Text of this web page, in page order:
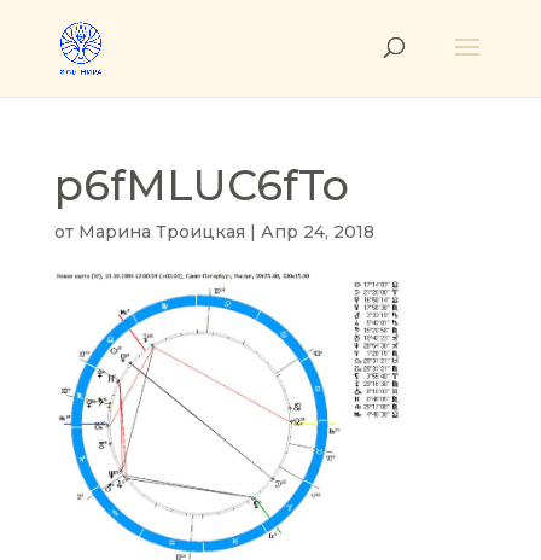
p6fMLUC6fTo
от Марина Троицкая | Апр 24, 2018